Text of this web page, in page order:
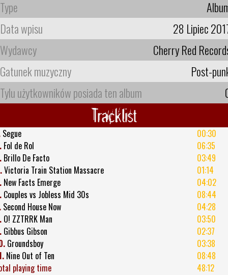
Type
Data wpisu
28 Lipiec
Wydawcy
Cherry Red
Gatunek muzyczny
Post-
Tylu użytkowników posiada ten album
Tracklist
Segue
00:30
Fol de Rol
06:35
Brillo De Facto
03:49
Victoria Train Station Massacre
01:14
New Facts Emerge
04:02
Couples vs Jobless Mid 30s
08:44
Second House Now
04:28
O! ZZTRRK Man
03:50
Gibbus Gibson
02:37
Groundsboy
03:38
Nine Out of Ten
08:48
playing time
48:12